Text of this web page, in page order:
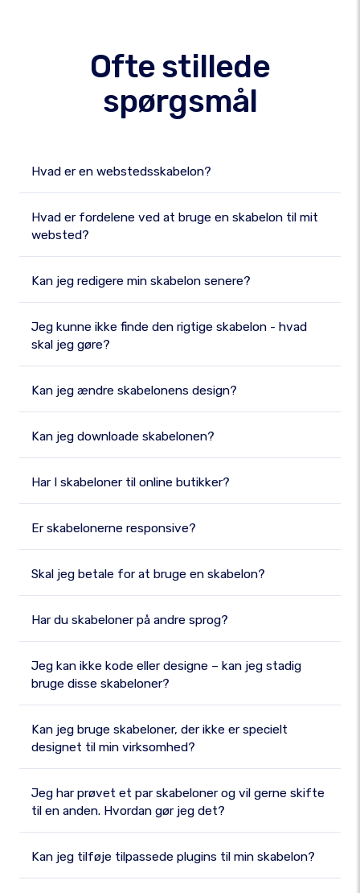
Ofte stillede
spørgsmål
Hvad er en webstedsskabelon?
Hvad er fordelene ved at bruge en skabelon til mit
websted?
Kan jeg redigere min skabelon senere?
Jeg kunne ikke finde den rigtige skabelon - hvad
skal jeg gøre?
Kan jeg ændre skabelonens design?
Kan jeg downloade skabelonen?
Har I skabeloner til online butikker?
Er skabelonerne responsive?
Skal jeg betale for at bruge en skabelon?
Har du skabeloner på andre sprog?
Jeg kan ikke kode eller designe – kan jeg stadig
bruge disse skabeloner?
Kan jeg bruge skabeloner, der ikke er specielt
designet til min virksomhed?
Jeg har prøvet et par skabeloner og vil gerne skifte
til en anden. Hvordan gør jeg det?
Kan jeg tilføje tilpassede plugins til min skabelon?